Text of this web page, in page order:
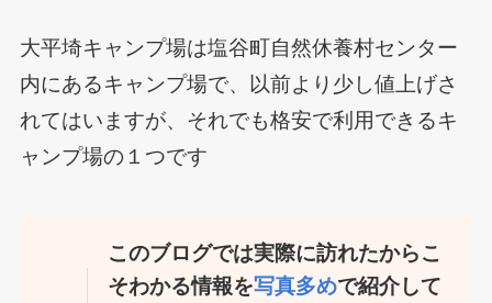
大平埼キャンプ場は塩谷町自然休養村センター
内にあるキャンプ場で、以前より少し値上げさ
れてはいますが、それでも格安で利用できるキ
ャンプ場の１つです
このブログでは実際に訪れたからこ
そわかる情報を写真多めで紹介して